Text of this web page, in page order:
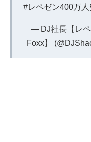
#レペゼン400万人
— DJ社長【レペ
Foxx】